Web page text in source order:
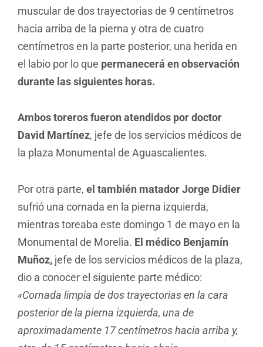
muscular de dos trayectorias de 9 centímetros
hacia arriba de la pierna y otra de cuatro
centímetros en la parte posterior, una herida en
el labio por lo que permanecerá en observación
durante las siguientes horas.
Ambos toreros fueron atendidos por doctor
David Martínez, jefe de los servicios médicos de
la plaza Monumental de Aguascalientes.
Por otra parte, el también matador Jorge Didier
sufrió una cornada en la pierna izquierda,
mientras toreaba este domingo 1 de mayo en la
Monumental de Morelia. El médico Benjamín
Muñoz, jefe de los servicios médicos de la plaza,
dio a conocer el siguiente parte médico:
«Cornada limpia de dos trayectorias en la cara
posterior de la pierna izquierda, una de
aproximadamente 17 centímetros hacia arriba y,